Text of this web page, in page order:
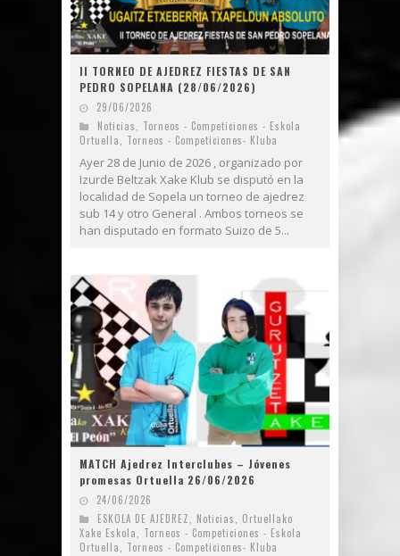
II TORNEO DE AJEDREZ FIESTAS DE SAN
PEDRO SOPELANA (28/06/2026)
29/06/2026
Noticias
Torneos - Competiciones - Eskola
Ortuella
Torneos - Competiciones- Kluba
Ayer 28 de Junio de 2026 , organizado por
Izurde Beltzak Xake Klub se disputó en la
localidad de Sopela un torneo de ajedrez
sub 14 y otro General . Ambos torneos se
han disputado en formato Suizo de 5...
MATCH Ajedrez Interclubes – Jóvenes
promesas Ortuella 26/06/2026
24/06/2026
ESKOLA DE AJEDREZ
Noticias
Ortuellako
Xake Eskola
Torneos - Competiciones - Eskola
Ortuella
Torneos - Competiciones- Kluba